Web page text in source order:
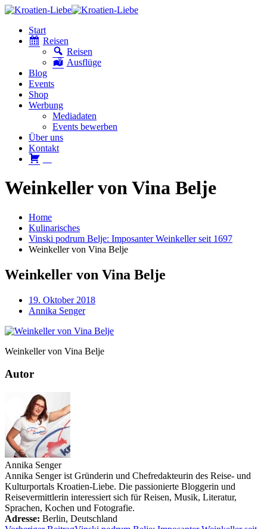
Start
Reisen
Reisen
Ausflüge
Blog
Events
Shop
Werbung
Mediadaten
Events bewerben
Über uns
Kontakt
Weinkeller von Vina Belje
Home
Kulinarisches
Vinski podrum Belje: Imposanter Weinkeller seit 1697
Weinkeller von Vina Belje
Weinkeller von Vina Belje
19. Oktober 2018
Annika Senger
Weinkeller von Vina Belje
Autor
Annika Senger
Annika Senger ist Gründerin und Chefredakteurin des Reise- und
Kulturportals Kroatien-Liebe. Die passionierte Bloggerin und
Reisevermittlerin interessiert sich für Reisen, Musik, Literatur,
Sprachen, Kochen und Fotografie.
Adresse: Berlin, Deutschland